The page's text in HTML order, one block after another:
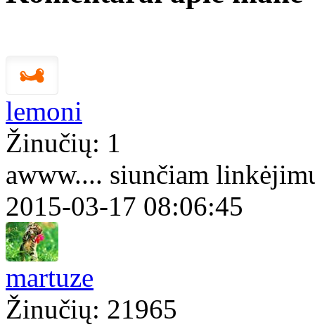
lemoni
Žinučių: 1
awww.... siunčiam
2015-03-17 08:06:45
martuze
Žinučių: 21965